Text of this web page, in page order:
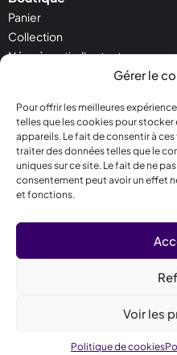
Gérer le
Pour offrir les meilleures
telles que les cookies pour
appareils. Le fait de consentir à
traiter des données telles que le
uniques sur ce site. Le fait de ne
consentement peut avoir un effet
et fonctions.
Voir les
Politique de cookies
Panier
Collection
Néon à partir d'un texte
Néon à partir d'une image
Service Client
Contactez - nous
Conditions générales de vente
Politique de cookies
Contact
30 Rue Salneuve 75017 Paris
contact@crealighting.com